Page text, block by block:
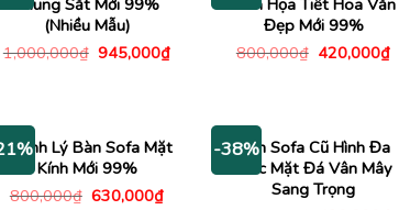
Khung Sắt Mới 99%
(Nhiều Mẫu)
1,000,000₫ Giá
945,000₫Giá
Kính Họa Tiết Hoa Văn
Đẹp Mới 99%
800,000₫ Giá
420,000₫Giá
Thanh Lý Bàn Sofa Mặt
Kính Mới 99%
800,000₫ Giá
630,000₫Giá
-38%Bàn Sofa Cũ Hình Đa
Giác Mặt Đá Vân Mây
Sang Trọng